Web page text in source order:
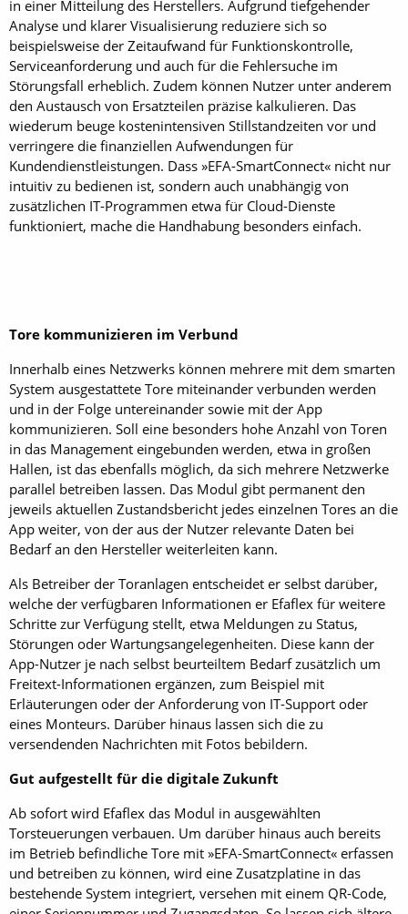
in einer Mitteilung des Herstellers. Aufgrund tiefgehender
Analyse und klarer Visualisierung reduziere sich so
beispielsweise der Zeitaufwand für Funktionskon­trolle,
Serviceanforderung und auch für die Fehlersuche im
Störungsfall erheblich. Zudem können Nutzer unter anderem
den Austausch von Ersatzteilen präzise kalkulieren. Das
wiederum beuge kostenintensiven Stillstandzeiten vor und
verringere die finanziellen Aufwendungen für
Kundendienstleistungen. Dass »EFA-SmartConnect« nicht nur
intuitiv zu bedienen ist, sondern auch unabhängig von
zusätzlichen IT-Programmen etwa für Cloud-Dienste
funktioniert, mache die Handhabung besonders einfach.
Tore kommunizieren im Verbund
Innerhalb eines Netzwerks können mehrere mit dem smarten
System ausgestattete Tore miteinander verbunden werden
und in der Folge untereinander sowie mit der App
kommunizieren. Soll eine besonders hohe Anzahl von Toren
in das Management eingebunden werden, etwa in großen
Hallen, ist das ebenfalls möglich, da sich mehrere Netzwerke
parallel betreiben lassen. Das Modul gibt permanent den
jeweils aktuellen Zustandsbericht jedes einzelnen Tores an die
App weiter, von der aus der Nutzer relevante Daten bei
Bedarf an den Hersteller weiterleiten kann.
Als Betreiber der Toranlagen entscheidet er selbst darüber,
welche der verfügbaren Informationen er Efaflex für weitere
Schritte zur Verfügung stellt, etwa Meldungen zu Status,
Störungen oder Wartungsangelegenheiten. Diese kann der
App-Nutzer je nach selbst beurteiltem Bedarf zusätzlich um
Freitext-Informationen ergänzen, zum Beispiel mit
Erläuterungen oder der Anforderung von IT-Support oder
eines Monteurs. Darüber hinaus lassen sich die zu
versendenden Nachrichten mit Fotos bebildern.
Gut aufgestellt für die digitale Zukunft
Ab sofort wird Efaflex das Modul in ausgewählten
Torsteuerungen verbauen. Um darüber hinaus auch bereits
im Betrieb befindliche Tore mit »EFA-SmartConnect« erfassen
und betreiben zu können, wird eine Zusatzplatine in das
bestehende System integriert, versehen mit einem QR-Code,